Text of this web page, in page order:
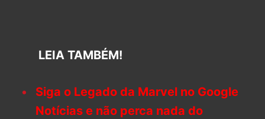
LEIA TAMBÉM!
Siga o Legado da Marvel no Google
Notícias e não perca nada do